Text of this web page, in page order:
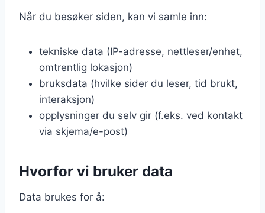
Når du besøker siden, kan vi samle inn:
tekniske data (IP-adresse, nettleser/enhet,
omtrentlig lokasjon)
bruksdata (hvilke sider du leser, tid brukt,
interaksjon)
opplysninger du selv gir (f.eks. ved kontakt
via skjema/e-post)
Hvorfor vi bruker data
Data brukes for å: